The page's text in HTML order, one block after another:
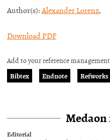
Author(s):Alexander Lorenz,
Download PDF
Add to your reference
Bibtex
Endnote Refworks
Medaon
Editorial